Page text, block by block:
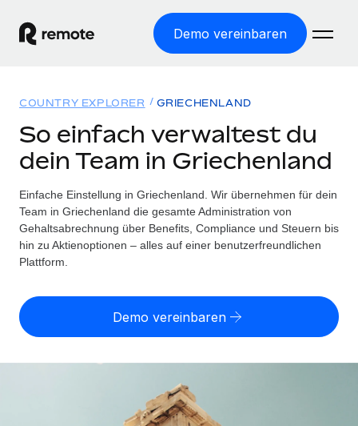
Demo vereinbaren
WELTWEITE BESCHÄFTIGUNG
Globale Payroll
Einfache, rechtssicher Payroll
Employer of Record
Weltweites Wachstum ohne Kosten für Niederlassungen
Contractor of Record
Rechtssichere, weltweite Arbeit mit Freelancer:innen
Globales Onboarding und Verwalten von
Lösungen
WELTWEITE ABDECKUNG
Country Explorer
Länderspezifische Unterstützung bei der Einstellung
Einfache Einstellung in allen US-Bundesstaaten
Ressourcen
TOOLS UND RECHNER
Scheinselbstständigkeitsrisiko berechnen
Personalkostenrechner
Honorarzahlungen berechnen
Preise
Anmelden
COUNTRY EXPLORER GRIECHENLAND
So einfach verwaltest du
dein Team in Griechenland
Einfache Einstellung in Griechenland. Wir übernehmen für dein
Team in Griechenland die gesamte Administration von
Gehaltsabrechnung über Benefits, Compliance und Steuern bis
hin zu Aktienoptionen – alles auf einer benutzerfreundlichen
Plattform.
Demo vereinbaren